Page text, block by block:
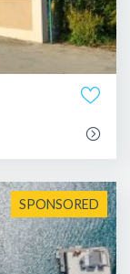
SPONSORED